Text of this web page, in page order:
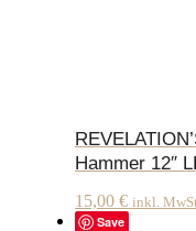
Hammer 12″
15,00 € inkl. MwSt.
Save